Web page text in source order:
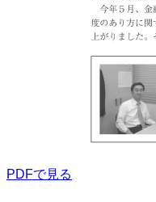
PDFで見る